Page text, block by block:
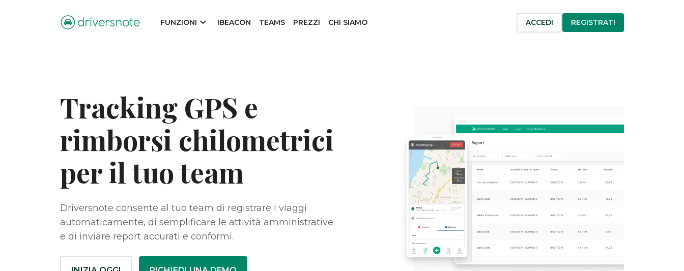
FUNZIONI IBEACON TEAMS PREZZI CHI SIAMO ACCEDI REGISTRATI
Tracking GPS e
rimborsi chilometrici
per il tuo team
Driversnote consente al tuo team di registrare i viaggi
automaticamente, di semplificare le attività amministrative
e di inviare report accurati e conformi.